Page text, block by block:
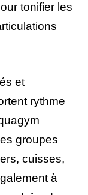
tonifier les
et
rythme
groupes
cuisses,
à